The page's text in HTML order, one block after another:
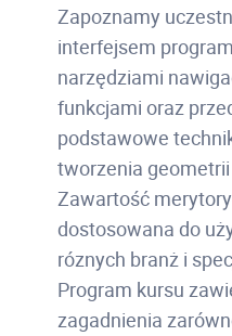
Zapoznamy
interfejsem
narzędziami
funkcjami oraz
podstawowe
tworzenia
Zawartość
dostosowana do
róznych branż i
Program kursu
zagadnienia